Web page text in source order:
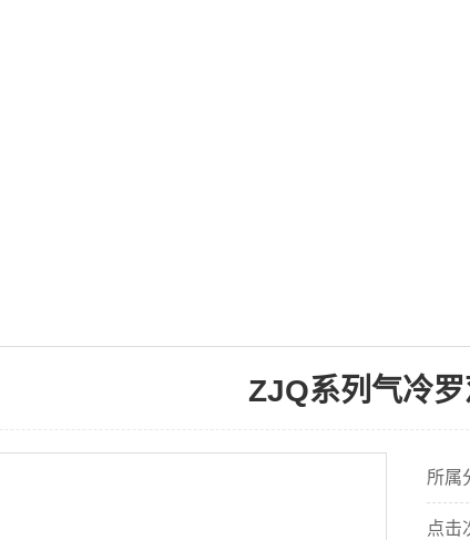
ZJQ系列气冷
所属
点击